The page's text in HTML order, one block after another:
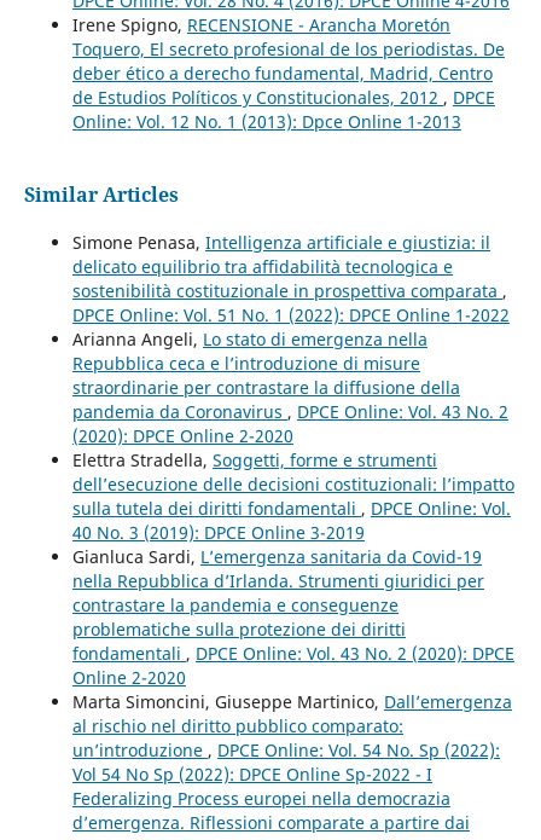
Irene Spigno, RECENSIONE - Arancha Moretón
Toquero, El secreto profesional de los periodistas. De
deber ético a derecho fundamental, Madrid, Centro
de Estudios Políticos y Constitucionales, 2012 , DPCE
Online: Vol. 12 No. 1 (2013): Dpce Online 1-2013
Similar Articles
Simone Penasa, Intelligenza artificiale e giustizia: il
delicato equilibrio tra affidabilità tecnologica e
sostenibilità costituzionale in prospettiva comparata ,
DPCE Online: Vol. 51 No. 1 (2022): DPCE Online 1-2022
Arianna Angeli, Lo stato di emergenza nella
Repubblica ceca e l’introduzione di misure
straordinarie per contrastare la diffusione della
pandemia da Coronavirus , DPCE Online: Vol. 43 No. 2
(2020): DPCE Online 2-2020
Elettra Stradella, Soggetti, forme e strumenti
dell’esecuzione delle decisioni costituzionali: l’impatto
sulla tutela dei diritti fondamentali , DPCE Online: Vol.
40 No. 3 (2019): DPCE Online 3-2019
Gianluca Sardi, L’emergenza sanitaria da Covid-19
nella Repubblica d’Irlanda. Strumenti giuridici per
contrastare la pandemia e conseguenze
problematiche sulla protezione dei diritti
fondamentali , DPCE Online: Vol. 43 No. 2 (2020): DPCE
Online 2-2020
Marta Simoncini, Giuseppe Martinico, Dall’emergenza
al rischio nel diritto pubblico comparato:
un’introduzione , DPCE Online: Vol. 54 No. Sp (2022):
Vol 54 No Sp (2022): DPCE Online Sp-2022 - I
Federalizing Process europei nella democrazia
d’emergenza. Riflessioni comparate a partire dai